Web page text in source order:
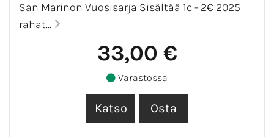
San Marinon Vuosisarja Sisältää 1c - 2€ 2025
rahat...
33,00 €
Varastossa